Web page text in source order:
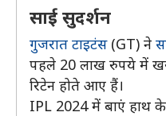
साई सुदर्शन
गुजरात टाइटंस(GT) ने
पहले 20 लाख रुपये में
रिटेन होते आए हैं।
IPL 2024 में बाएं हाथ